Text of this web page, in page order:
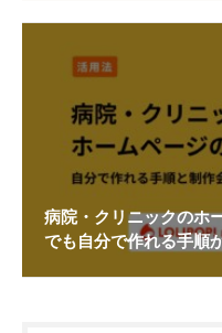
病院・クリニックのホ
でも自分で作れる手順